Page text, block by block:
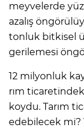
meyvelerde
azalış
tonluk bit­kisel
gerilemesi
12 milyonluk
rım
koydu. Tarım
edebi­lecek mi?